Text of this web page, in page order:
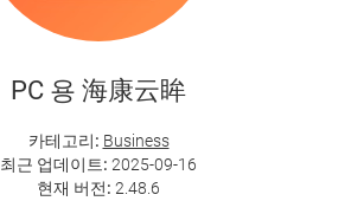
PC 용 海康云眸
카테고리: Business
최근 업데이트: 2025-09-16
현재 버전: 2.48.6